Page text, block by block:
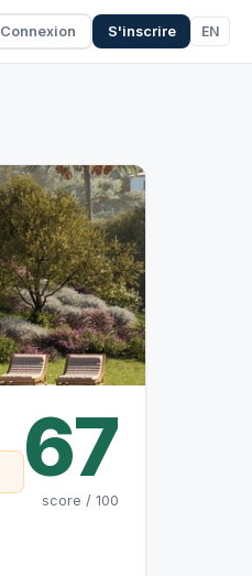
Connexion S'inscrire EN
67
score / 100